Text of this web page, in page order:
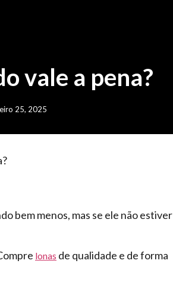
vale a pena?
25, 2025
bem menos, mas se ele não estiver
lonas de qualidade e de forma